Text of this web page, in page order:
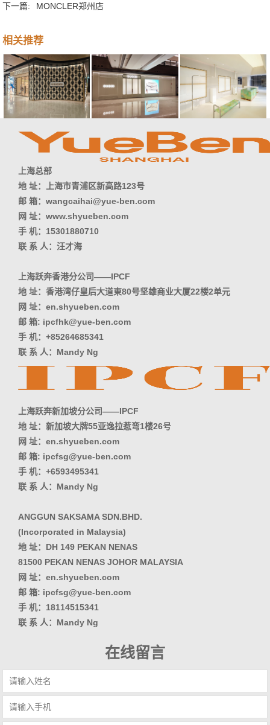
下一篇:
MONCLER郑州店
相关推荐
上海总部
地 址：上海市青浦区新高路123号
邮 箱：wangcaihai@yue-ben.com
网 址：www.shyueben.com
手 机：15301880710
联 系 人：汪才海
上海跃奔香港分公司——IPCF
地 址：香港湾仔皇后大道東80号坚雄商业大厦22楼2单元
网 址：en.shyueben.com
邮 箱: ipcfhk@yue-ben.com
手 机：+85264685341
联 系 人：Mandy Ng
上海跃奔新加坡分公司——IPCF
地 址：新加坡大牌55亚逸拉惹弯1楼26号
网 址：en.shyueben.com
邮 箱: ipcfsg@yue-ben.com
手 机：+6593495341
联 系 人：Mandy Ng
ANGGUN SAKSAMA SDN.BHD.
(Incorporated in Malaysia)
地 址：DH 149 PEKAN NENAS
81500 PEKAN NENAS JOHOR MALAYSIA
网 址：en.shyueben.com
邮 箱: ipcfsg@yue-ben.com
手 机：18114515341
联 系 人：Mandy Ng
在线留言